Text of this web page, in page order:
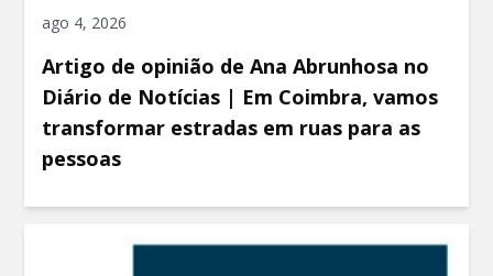
ago 4, 2026
Artigo de opinião de Ana Abrunhosa no
Diário de Notícias | Em Coimbra, vamos
transformar estradas em ruas para as
pessoas